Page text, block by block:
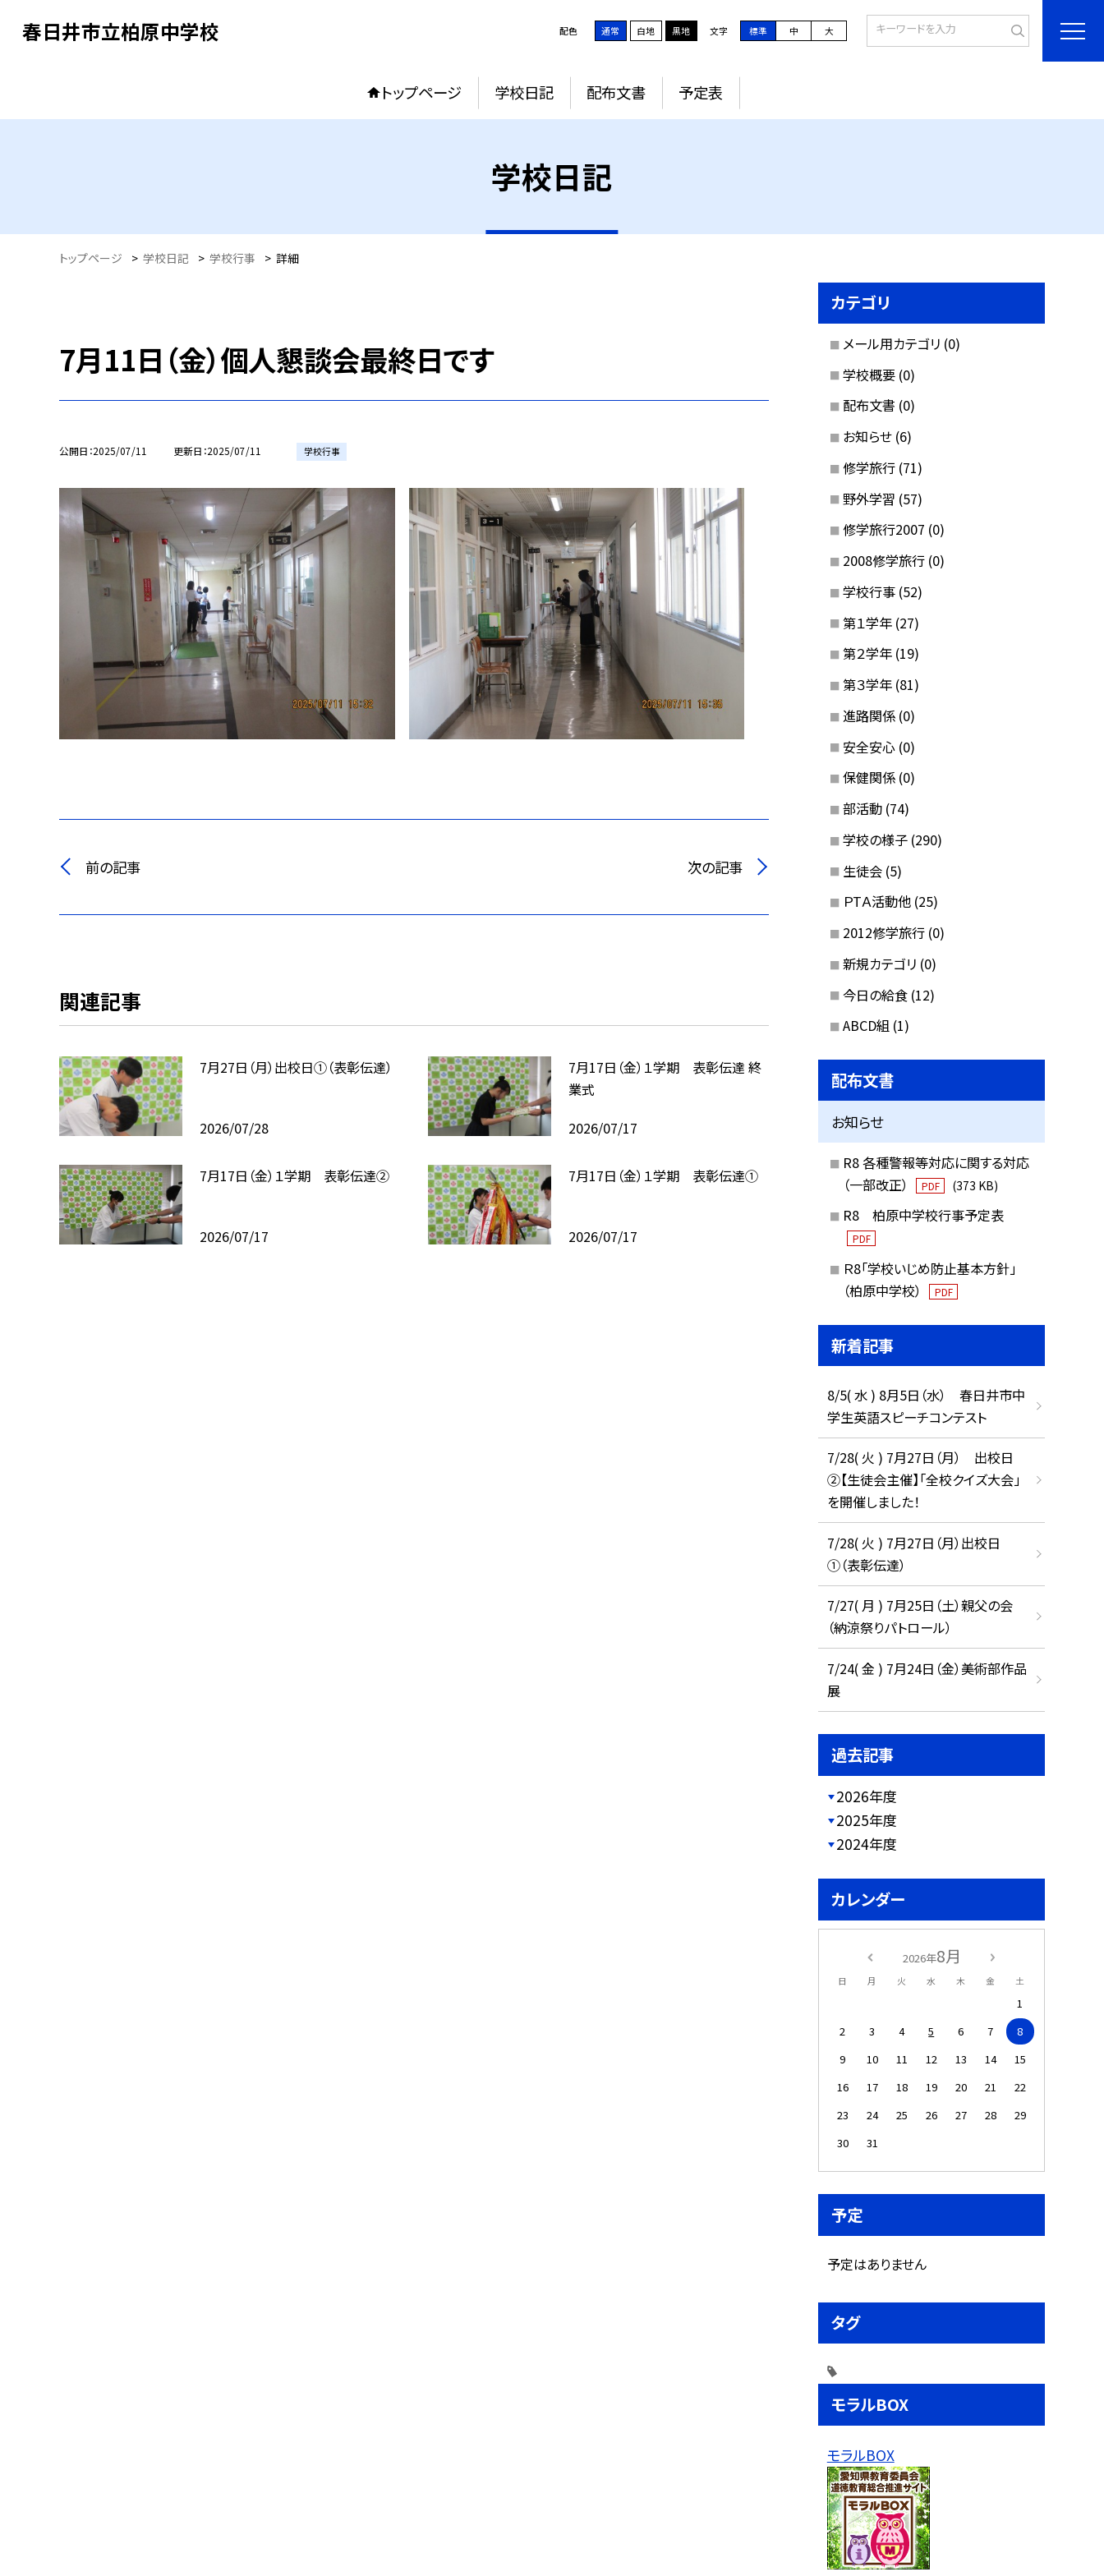
春日井市立柏原中学校 配色 通常 白地 黒地 文字 標準 中 大
トップページ 学校日記 配布文書 予定表
学校日記
トップページ > 学校日記 > 学校行事 > 詳細
7月11日（金）個人懇談会最終日です
公開日 2025/07/11 更新日 2025/07/11 学校行事
前の記事 次の記事
関連記事
7月27日（月）出校日①（表彰伝達）
2026/07/28
7月17日（金）１学期 表彰伝達 終
業式
2026/07/17
7月17日（金）１学期 表彰伝達②
2026/07/17
7月17日（金）１学期 表彰伝達①
2026/07/17
カテゴリ
メール用カテゴリ (0)
学校概要 (0)
配布文書 (0)
お知らせ (6)
修学旅行 (71)
野外学習 (57)
修学旅行2007 (0)
2008修学旅行 (0)
学校行事 (52)
第１学年 (27)
第２学年 (19)
第３学年 (81)
進路関係 (0)
安全安心 (0)
保健関係 (0)
部活動 (74)
学校の様子 (290)
生徒会 (5)
ＰTＡ活動他 (25)
2012修学旅行 (0)
新規カテゴリ (0)
今日の給食 (12)
ABCD組 (1)
配布文書
お知らせ
R8 各種警報等対応に関する対応
（一部改正）
PDF (373 KB)
R8 柏原中学校行事予定表
PDF
Ｒ8「学校いじめ防止基本方針」
（柏原中学校）
PDF
新着記事
8/5( 水 ) 8月5日（水） 春日井市中
学生英語スピーチコンテスト
7/28( 火 ) 7月27日（月） 出校日
②【生徒会主催】「全校クイズ大会」
を開催しました！
7/28( 火 ) 7月27日（月）出校日
①（表彰伝達）
7/27( 月 ) 7月25日（土）親父の会
（納涼祭りパトロール）
7/24( 金 ) 7月24日（金）美術部作品
展
過去記事
2026年度
2025年度
2024年度
カレンダー
2026年8月
日 月 火 水 木 金 土
1
2
3 4 5 6 7
8
9
10 11 12 13 14
15
16
17 18 19 20 21
22
23
24 25 26 27 28
29
30
31
予定
予定はありません
タグ
モラルBOX
モラルBOX